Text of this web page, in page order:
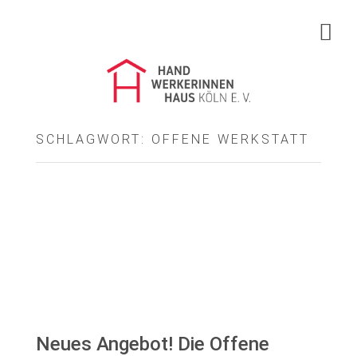
Handwerkerinnenhaus Köln e.V.
Mädchenprojekt Zukunft
Über uns
SCHLAGWORT: OFFENE WERKSTATT
Neues Angebot! Die Offene